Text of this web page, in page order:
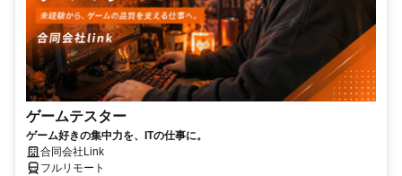
ゲームテスター
ゲーム好きの集中力を、ITの仕事に。
合同会社Link
フルリモート